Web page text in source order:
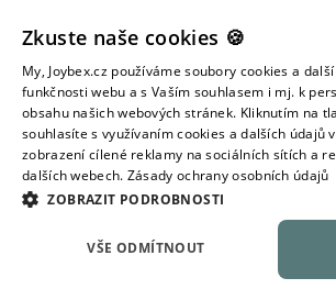
Můj účet
Informace obchodu
Všechna práva vyhrazena ©
Zkuste naše cookies 🍪
My, Joybex.cz používáme soubory cookies a
funkčnosti webu a s Vaším souhlasem i mj. k
obsahu našich webových stránek. Kliknutím na
souhlasíte s využívaním cookies a dalších údajů
zobrazení cílené reklamy na sociálních sítích a
dalších webech. Zásady ochrany osobních údajů
ZOBRAZIT PODROBNOSTI
VŠE ODMÍTNOUT